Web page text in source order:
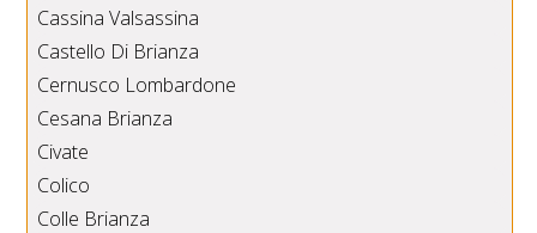
Cassina Valsassina
Castello Di Brianza
Cernusco Lombardone
Cesana Brianza
Civate
Colico
Colle Brianza